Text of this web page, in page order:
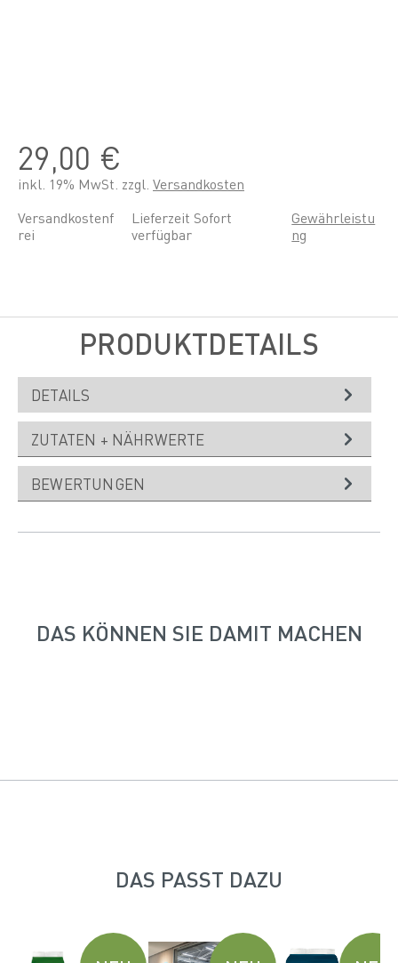
29,00 €
inkl. 19% MwSt. zzgl. Versandkosten
Versandkostenf
rei
Lieferzeit Sofort
verfügbar
Gewährleistu
ng
PRODUKTDETAILS
DETAILS
ZUTATEN + NÄHRWERTE
BEWERTUNGEN
DAS KÖNNEN SIE DAMIT MACHEN
DAS PASST DAZU